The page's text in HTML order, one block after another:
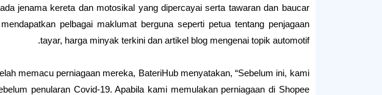
jenama kereta dan motosikal yang dipercayai serta tawaran dan baucar
pelbagai maklumat berguna seperti petua tentang penjagaan
tayar, harga minyak terkini dan artikel blog mengenai topik automotif.
memacu perniagaan mereka, BateriHub menyatakan, “Sebelum ini, kami
penularan Covid-19. Apabila kami memulakan perniagaan di Shopee